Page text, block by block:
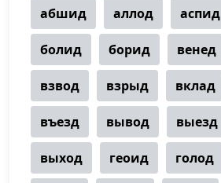
абшид аллод аспид
болид борид венед
взвод взрыд вклад
въезд вывод выезд
выход геоид голод